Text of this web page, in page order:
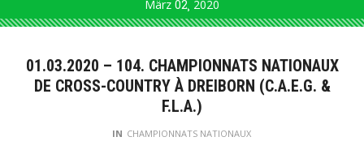
März 02 2020
01.03.2020 – 104. CHAMPIONNATS NATIONAUX
DE CROSS-COUNTRY À DREIBORN (C.A.E.G. &
F.L.A.)
IN CHAMPIONNATS NATIONAUX